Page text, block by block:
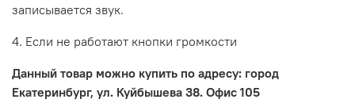
записывается звук.
4. Если не работают кнопки громкости
Данный товар можно купить по адресу: город
Екатеринбург, ул. Куйбышева 38. Офис 105